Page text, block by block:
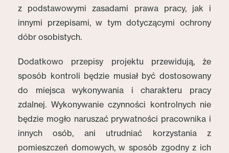
z podstawowymi zasadami prawa pracy, jak i
innymi przepisami, w tym dotyczącymi ochrony
dóbr osobistych.
Dodatkowo przepisy projektu przewidują, że
sposób kontroli będzie musiał być dostosowany
do miejsca wykonywania i charakteru pracy
zdalnej. Wykonywanie czynności kontrolnych nie
będzie mogło naruszać prywatności pracownika i
innych osób, ani utrudniać korzystania z
pomieszczeń domowych, w sposób zgodny z ich